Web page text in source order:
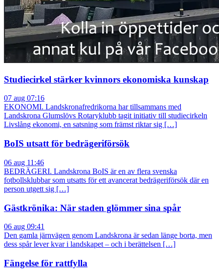
Studiecirkel stärker kvinnors ekonomiska kunskap
07 aug 07:16
EKONOMI. Landskronafredrikorna har tillsammans med
Landskrona Glumslövs Rotaryklubb tagit initiativ till studiecirkeln
Livslång ekonomi, en satsning som främst riktar sig […]
BoIS utsatt för bedrägeriförsök
06 aug 11:46
BEDRÄGERI. Landskrona BoIS är en av flera svenska
fotbollsklubbar som utsatts för ett avancerat bedrägeriförsök där en
person utgett sig […]
Gästkrönika: När staden glömmer sina spår
06 aug 09:41
Den gamla järnvägen genom Landskrona är sedan länge borta, men
dess spår lever kvar i landskapet – och i berättelsen […]
Fängelse för rattfylla